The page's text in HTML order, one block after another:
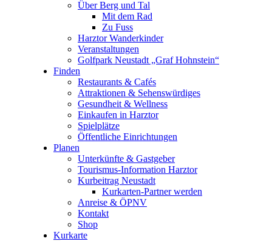
Über Berg und Tal
Mit dem Rad
Zu Fuss
Harztor Wanderkinder
Veranstaltungen
Golfpark Neustadt „Graf Hohnstein“
Finden
Restaurants & Cafés
Attraktionen & Sehenswürdiges
Gesundheit & Wellness
Einkaufen in Harztor
Spielplätze
Öffentliche Einrichtungen
Planen
Unterkünfte & Gastgeber
Tourismus-Information Harztor
Kurbeitrag Neustadt
Kurkarten-Partner werden
Anreise & ÖPNV
Kontakt
Shop
Kurkarte